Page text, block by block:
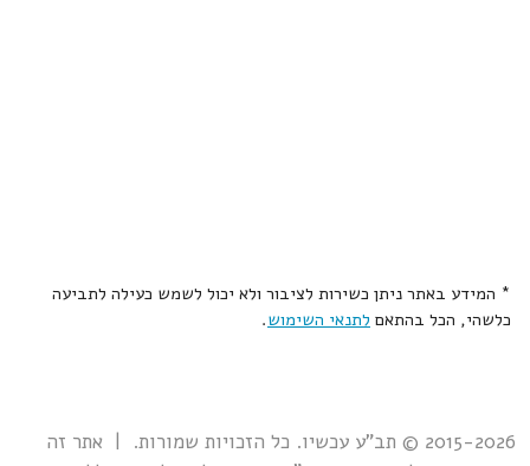
* המידע באתר ניתן כשירות לציבור ולא יכול לשמש כעילה לתביעה
כלשהי, הכל בהתאם לתנאי השימוש.
2015-2026 © תב"ע עכשיו. כל הזכויות שמורות. | אתר זה